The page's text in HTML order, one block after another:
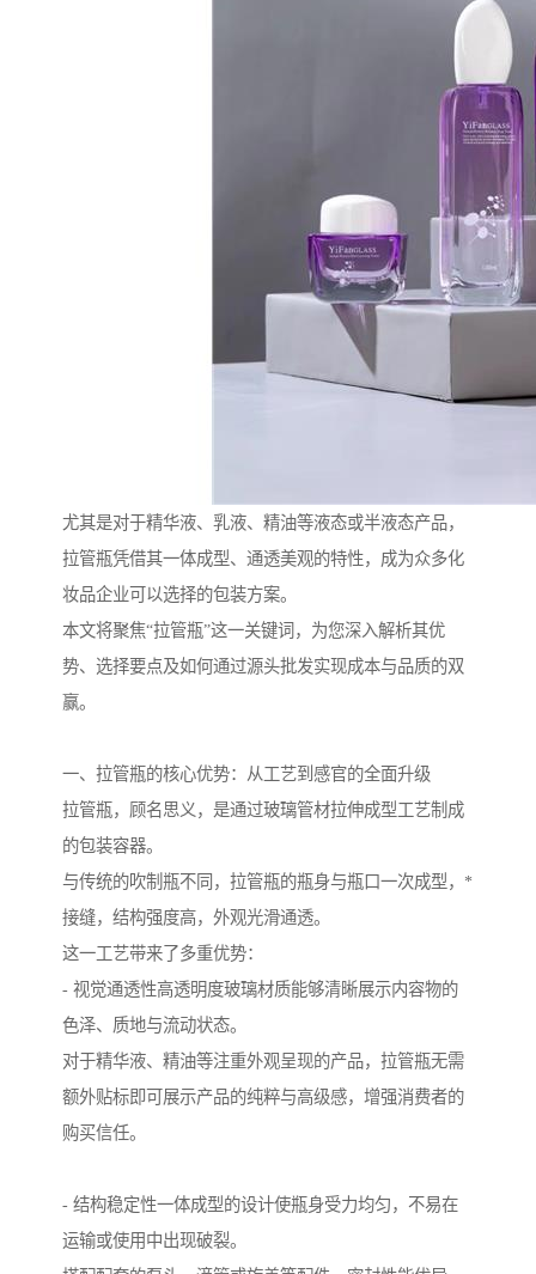
尤其是对于精华液、乳液、精油等液态或半液态产品，
拉管瓶凭借其一体成型、通透美观的特性，成为众多化
妆品企业可以选择的包装方案。
本文将聚焦“拉管瓶”这一关键词，为您深入解析其优
势、选择要点及如何通过源头批发实现成本与品质的双
赢。
一、拉管瓶的核心优势：从工艺到感官的全面升级
拉管瓶，顾名思义，是通过玻璃管材拉伸成型工艺制成
的包装容器。
与传统的吹制瓶不同，拉管瓶的瓶身与瓶口一次成型，*
接缝，结构强度高，外观光滑通透。
这一工艺带来了多重优势：
- 视觉通透性高透明度玻璃材质能够清晰展示内容物的
色泽、质地与流动状态。
对于精华液、精油等注重外观呈现的产品，拉管瓶无需
额外贴标即可展示产品的纯粹与高级感，增强消费者的
购买信任。
- 结构稳定性一体成型的设计使瓶身受力均匀，不易在
运输或使用中出现破裂。